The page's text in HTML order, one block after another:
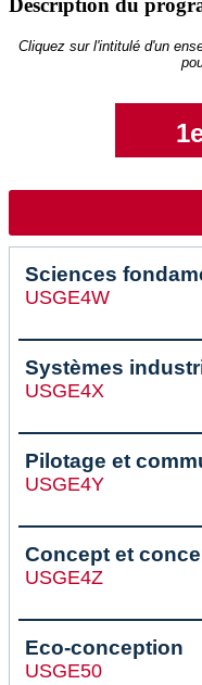
Description du
Cliquez sur l'intitulé d'un
Sciences
USGE4W
Systèmes
USGE4X
Pilotage et
USGE4Y
Concept et
USGE4Z
Eco-conception
USGE50